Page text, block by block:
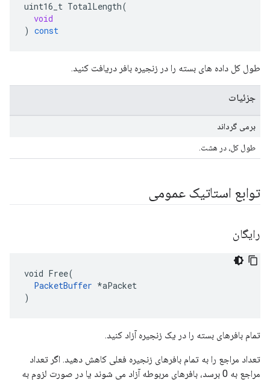
uint16_t TotalLength(
void
) const
طول کل داده های بسته را در زنجیره بافر دریافت کنید.
جزئیات
برمی گرداند
طول کل، در هشت.
توابع استاتیک عمومی
رایگان
void Free(
PacketBuffer *aPacket
)
تمام بافرهای بسته را در یک زنجیره آزاد کنید.
تعداد مراجع را به تمام بافرهای زنجیره فعلی کاهش دهید. اگر تعداد
مراجع به 0 برسد، بافرهای مربوطه آزاد می شوند یا در صورت لزوم به